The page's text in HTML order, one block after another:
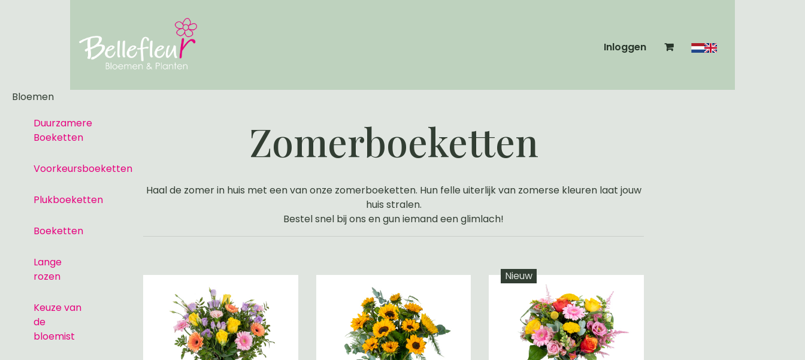
Inloggen
Bloemen
Duurzamere
Boeketten
Voorkeursboeketten
Plukboeketten
Boeketten
Lange
rozen
Keuze van
de
bloemist
Zomerboeketten
Haal de zomer in huis met een van onze zomerboeketten. Hun felle uiterlijk van zomerse kleuren laat jouw
huis stralen.
Bestel snel bij ons en gun iemand een glimlach!
Nieuw